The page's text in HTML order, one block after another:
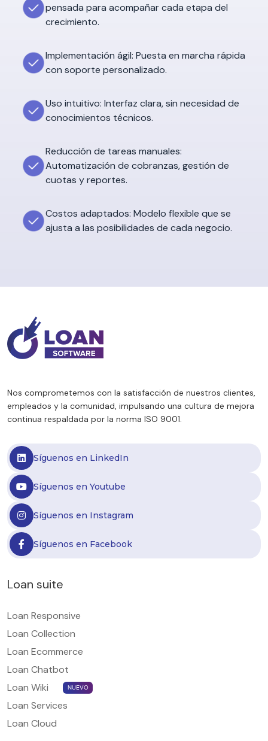
pensada para acompañar cada etapa del
crecimiento.
Implementación ágil: Puesta en marcha rápida
con soporte personalizado.
Uso intuitivo: Interfaz clara, sin necesidad de
conocimientos técnicos.
Reducción de tareas manuales:
Automatización de cobranzas, gestión de
cuotas y reportes.
Costos adaptados: Modelo flexible que se
ajusta a las posibilidades de cada negocio.
Nos comprometemos con la satisfacción de nuestros clientes,
empleados y la comunidad, impulsando una cultura de mejora
continua respaldada por la norma ISO 9001.
Síguenos en LinkedIn
Síguenos en Youtube
Síguenos en Instagram
Síguenos en Facebook
Loan suite
Loan Responsive
Loan Collection
Loan Ecommerce
Loan Chatbot
Loan Wiki
NUEVO
Loan Services
Loan Cloud